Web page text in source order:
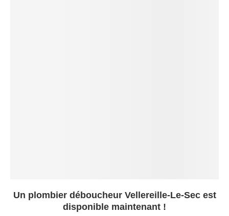
Un plombier déboucheur Vellereille-Le-Sec est
disponible maintenant !